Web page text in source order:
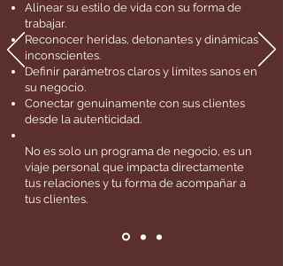
Alinear su estilo de vida con su forma de
trabajar.
Reconocer heridas, detonantes y dinámicas
inconscientes.
Definir parámetros claros y límites sanos en
su negocio.
Conectar genuinamente con sus clientes
desde la autenticidad.
No es solo un programa de negocio, es un
viaje personal que impacta directamente
tus relaciones y tu forma de acompañar a
tus clientes.